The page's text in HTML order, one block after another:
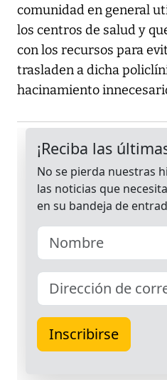
comunidad en general
los centros de salud y
con los recursos para
trasladen a dicha
hacinamiento